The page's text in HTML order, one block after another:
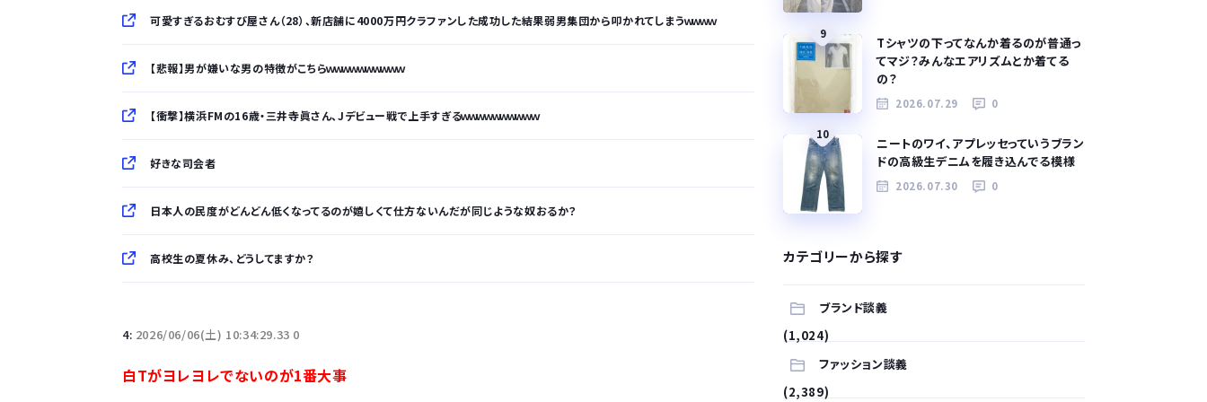
可愛すぎるおむすび屋さん（28）、新店舗に4000万円クラファンした成功した結果弱男集団から叩かれてしまうｗｗｗｗ
【悲報】男が嫌いな男の特徴がこちらｗｗｗｗｗｗｗｗｗｗ
【衝撃】横浜FMの16歳・三井寺眞さん、Jデビュー戦で上手すぎるｗｗｗｗｗｗｗｗｗｗ
好きな司会者
日本人の民度がどんどん低くなってるのが嬉しくて仕方ないんだが同じような奴おるか？
高校生の夏休み、どうしてますか？
4: 2026/06/06(土) 10:34:29.33 0
白Tがヨレヨレでないのが1番大事
9
Tシャツの下ってなんか着るのが普通っ
てマジ？みんなエアリズムとか着てる
の？
2026.07.29 0
10
ニートのワイ、アプレッセっていうブラン
ドの高級生デニムを履き込んでる模様
2026.07.30 0
カテゴリーから探す
ブランド談義
(1,024)
ファッション談義
(2,389)